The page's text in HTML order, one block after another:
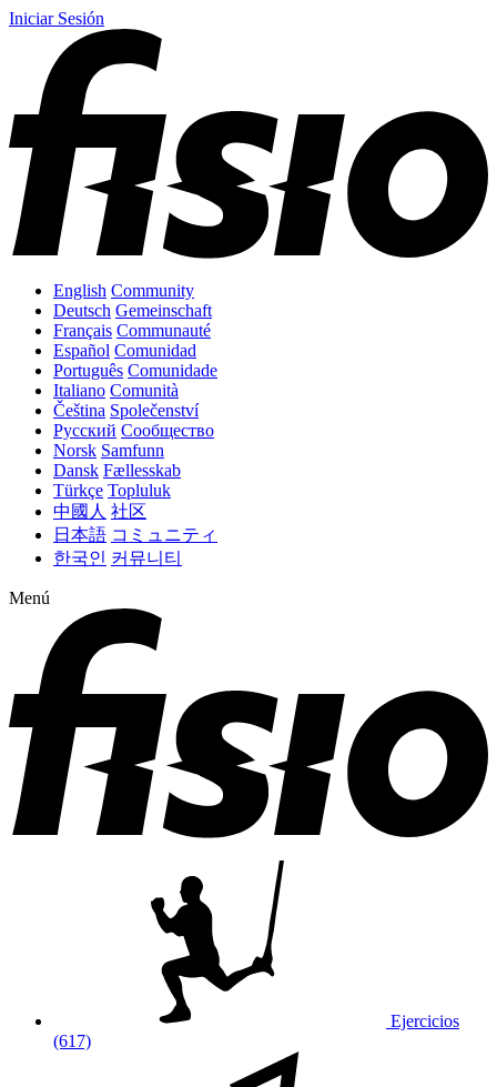
Iniciar Sesión
English Community
Deutsch Gemeinschaft
Français Communauté
Español Comunidad
Português Comunidade
Italiano Comunità
Čeština Společenství
Русский Сообщество
Norsk Samfunn
Dansk Fællesskab
Türkçe Topluluk
中國人 社区
日本語 コミュニティ
한국인 커뮤니티
Menú
Ejercicios
(617)